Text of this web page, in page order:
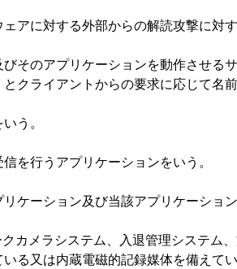
に対する外部からの解読攻撃に対す
のアプリケーションを動作させる
クライアントからの要求に応じて名
う。
行うアプリケーションをいう。
ーション及び当該アプリケーション
メラシステム、入退管理システム
る又は内蔵電磁的記録媒体を備えてい